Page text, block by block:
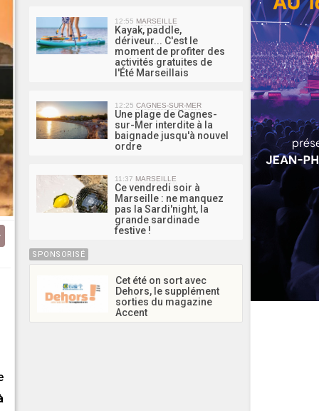
12:55 MARSEILLE
Kayak, paddle,
dériveur... C'est le
moment de profiter des
activités gratuites de
l'Été Marseillais
12:25 CAGNES-SUR-MER
Une plage de Cagnes-
sur-Mer interdite à la
baignade jusqu'à nouvel
ordre
11:37 MARSEILLE
Ce vendredi soir à
Marseille : ne manquez
pas la Sardi'night, la
grande sardinade
festive !
SPONSORISÉ
Cet été on sort avec
Dehors, le supplément
sorties du magazine
Accent